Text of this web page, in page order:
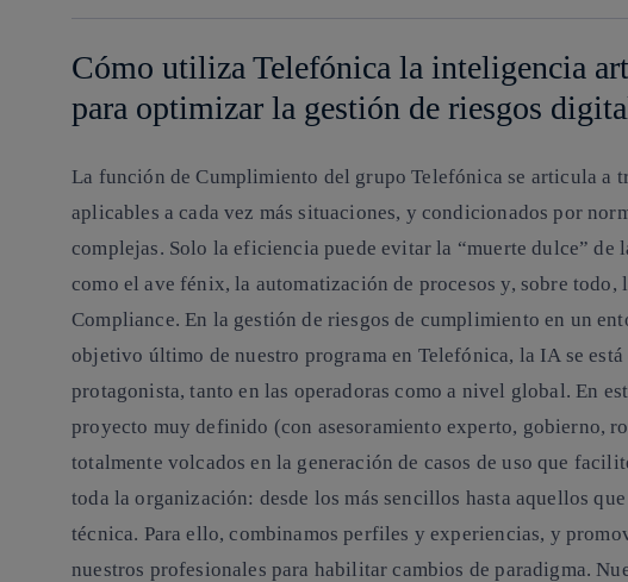
Cómo utiliza Telefónica la inteligencia
para optimizar la gestión de riesgos
La función de Cumplimiento del grupo Telefónica se articula a
aplicables a cada vez más situaciones, y condicionados por
complejas. Solo la eficiencia puede evitar la “muerte dulce” de
como el ave fénix, la automatización de procesos y, sobre
Compliance. En la gestión de riesgos de cumplimiento en un
objetivo último de nuestro programa en Telefónica, la IA se
protagonista, tanto en las operadoras como a nivel global. En
proyecto muy definido (con asesoramiento experto, gobierno,
totalmente volcados en la generación de casos de uso que
toda la organización: desde los más sencillos hasta aquellos
técnica. Para ello, combinamos perfiles y experiencias, y
nuestros profesionales para habilitar cambios de paradigma.